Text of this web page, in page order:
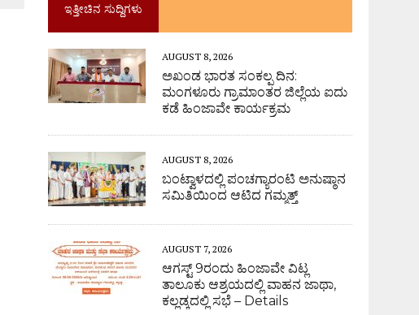
ಇತ್ತೀಚಿನ ಸುದ್ದಿಗಳು
AUGUST 8, 2026
ಅಖಂಡ ಭಾರತ ಸಂಕಲ್ಪ ದಿನ:
ಮಂಗಳೂರು ಗ್ರಾಮಾಂತರ ಜಿಲ್ಲೆಯ ಐದು
ಕಡೆ ಹಿಂಜಾವೇ ಕಾರ್ಯಕ್ರಮ
AUGUST 8, 2026
ಬಂಟ್ವಾಳದಲ್ಲಿ ಪಂಚಗ್ಯಾರಂಟಿ ಅನುಷ್ಠಾನ
ಸಮಿತಿಯಿಂದ ಆಟಿದ ಗಮ್ಮತ್ತ್
AUGUST 7, 2026
ಆಗಸ್ಟ್ 9ರಂದು ಹಿಂಜಾವೇ ವಿಟ್ಲ
ತಾಲೂಕು ಆಶ್ರಯದಲ್ಲಿ ವಾಹನ ಜಾಥಾ,
ಕಲ್ಲಡ್ಕದಲ್ಲಿ ಸಭೆ – Details